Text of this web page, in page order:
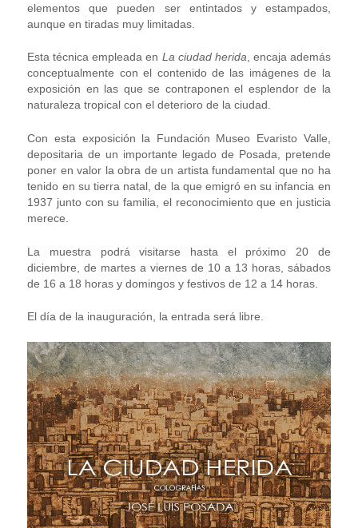
elementos que pueden ser entintados y estampados,
aunque en tiradas muy limitadas.
Esta técnica empleada en La ciudad herida, encaja además
conceptualmente con el contenido de las imágenes de la
exposición en las que se contraponen el esplendor de la
naturaleza tropical con el deterioro de la ciudad.
Con esta exposición la Fundación Museo Evaristo Valle,
depositaria de un importante legado de Posada, pretende
poner en valor la obra de un artista fundamental que no ha
tenido en su tierra natal, de la que emigró en su infancia en
1937 junto con su familia, el reconocimiento que en justicia
merece.
La muestra podrá visitarse hasta el próximo 20 de
diciembre, de martes a viernes de 10 a 13 horas, sábados
de 16 a 18 horas y domingos y festivos de 12 a 14 horas.
El día de la inauguración, la entrada será libre.